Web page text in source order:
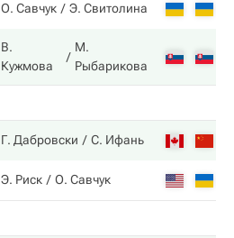
О. Савчук Э. Свитолина
В.
Кужмова
М.
Рыбарикова
Г. Дабровски С. Ифань
Э. Риск О. Савчук